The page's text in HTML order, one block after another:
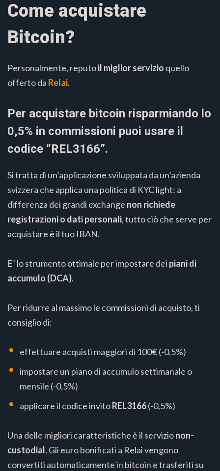
Come acquistare
Bitcoin?
Personalmente, reputoil miglior servizio quello
offerto da Relai.
Per acquistare bitcoin risparmiando lo
0,5% in commissioni puoi usare il
codice “REL3166”.
Si tratta di un’applicazione sviluppata da un’azienda
svizzera che applica una politica di KYC light: a
differenza dei grandi exchange non richiede
registrazioni o dati personali, tutto ciò che serve per
acquistare è il tuo IBAN.
E’ lo strumento ottimale per impostare dei piani di
accumulo (DCA).
Per ridurre al massimo le commissioni di acquisto, ti
consiglio di:
effettuare acquisti maggiori di 100€ (-0,5%)
impostare un piano di accumulo settimanale o
mensile (-0,5%)
applicare il codice invitoREL3166(-0,5%)
Una delle migliori caratteristiche è il servizionon-
custodial. Gli euro bonificati a Relai vengono
convertiti automaticamente in bitcoin e trasferiti su